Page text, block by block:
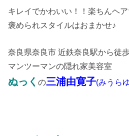
キレイでかわいい！！楽ちんヘア
褒められスタイルはおまかせ♪
奈良県奈良市 近鉄奈良駅から徒
マンツーマンの隠れ家美容室
ぬっくの三浦由寛子(みうら